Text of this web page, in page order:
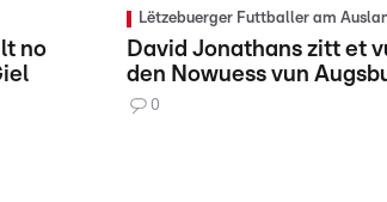
no
Lëtzebuerger Futtballer am
David Jonathans zitt et
den Nowuess vun
0